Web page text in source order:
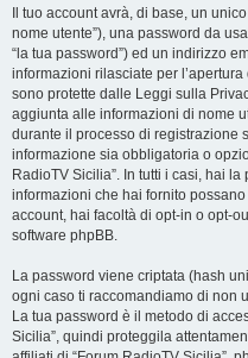
Il tuo account avrà, di base, un
nome utente”), una password da
“la tua password”) ed un indirizzo
informazioni rilasciate per l’apertura
sono protette dalle Leggi sulla
aggiunta alle informazioni di nome
durante il processo di registrazione
informazione sia obbligatoria o
RadioTV Sicilia”. In tutti i casi, hai
informazioni che hai fornito
account, hai facoltà di opt-in o opt-
software phpBB.
La password viene criptata (hash
ogni caso ti raccomandiamo di non
La tua password è il metodo di
Sicilia”, quindi proteggila